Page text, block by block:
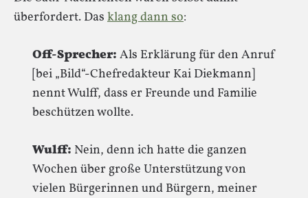
überfordert. Das klang dann so:
Off-Sprecher: Als Erklärung für den Anruf
[bei „Bild“-Chefredakteur Kai Diekmann]
nennt Wulff, dass er Freunde und Familie
beschützen wollte.
Wulff: Nein, denn ich hatte die ganzen
Wochen über große Unterstützung von
vielen Bürgerinnen und Bürgern, meiner